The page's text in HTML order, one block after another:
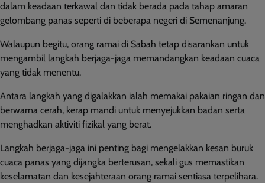
dalam keadaan terkawal dan tidak berada pada tahap amaran
gelombang panas seperti di beberapa negeri di Semenanjung.
Walaupun begitu, orang ramai di Sabah tetap disarankan untuk
mengambil langkah berjaga-jaga memandangkan keadaan cuaca
yang tidak menentu.
Antara langkah yang digalakkan ialah memakai pakaian ringan dan
berwarna cerah, kerap mandi untuk menyejukkan badan serta
menghadkan aktiviti fizikal yang berat.
Langkah berjaga-jaga ini penting bagi mengelakkan kesan buruk
cuaca panas yang dijangka berterusan, sekali gus memastikan
keselamatan dan kesejahteraan orang ramai sentiasa terpelihara.